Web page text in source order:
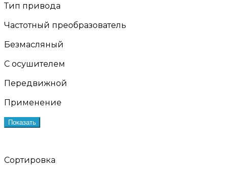
Тип привода
Частотный преобразователь
Безмасляный
С осушителем
Передвижной
Применение
Показать
Сортировка